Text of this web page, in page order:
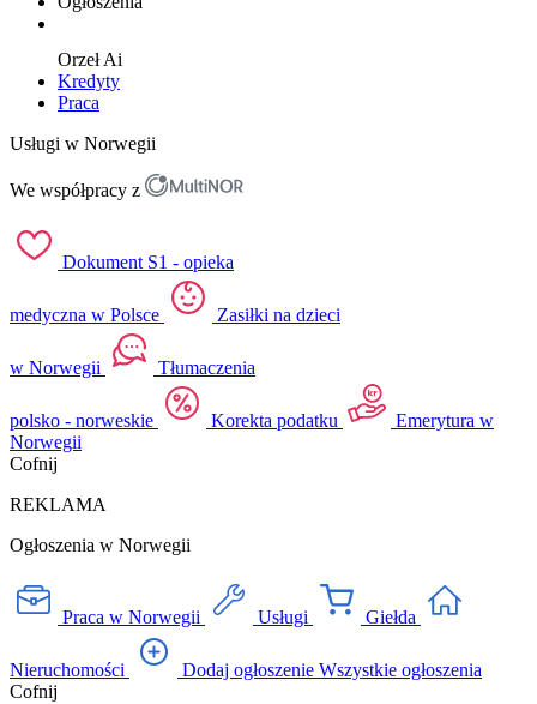
OrzełAi
Kredyty
Praca
Usługi w Norwegii
We współpracy z
Dokument S1 - opieka
medyczna w Polsce Zasiłki na dzieci
w Norwegii Tłumaczenia
polsko - norweskie Korekta podatku
Emerytura w
Norwegii
Cofnij
REKLAMA
Ogłoszenia w Norwegii
Praca w Norwegii Usługi Giełda
Nieruchomości Dodaj ogłoszenie Wszystkie ogłoszenia
Cofnij